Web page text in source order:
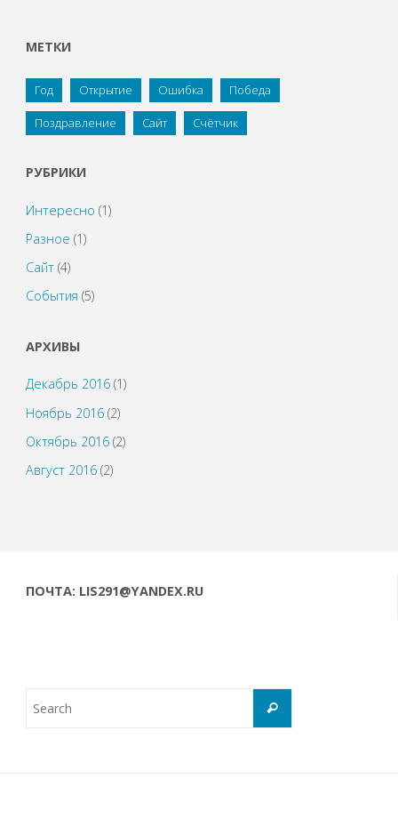
МЕТКИ
Год Открытие Ошибка Победа
Поздравление Сайт Счётчик
РУБРИКИ
Интересно (1)
Разное (1)
Сайт(4)
События (5)
АРХИВЫ
Декабрь 2016(1)
Ноябрь 2016(2)
Октябрь 2016(2)
Август 2016(2)
ПОЧТА: LIS291@YANDEX.RU